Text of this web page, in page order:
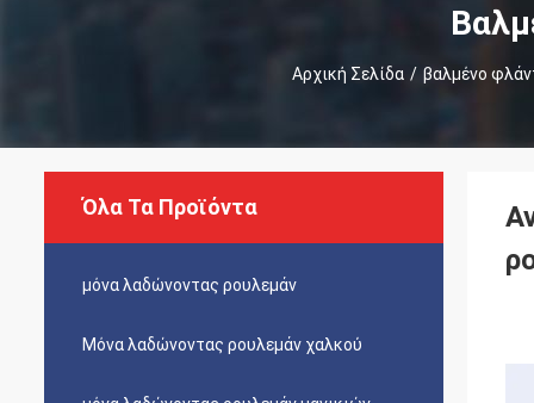
Αρχική Σελίδα / βαλμένο
Όλα Τα Προϊόντα
μόνα λαδώνοντας ρουλεμάν
Μόνα λαδώνοντας ρουλεμάν χαλκού